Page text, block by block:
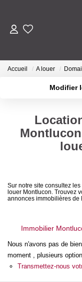
Accueil A louer
Modifier
Sélectionnez...
Type de bien
Sur notre site consultez
louer Montlucon. Trouvez
annonces immobilières de
Immobilier
Nous n'avons pas de
moment , plusieurs
Transmettez-nous